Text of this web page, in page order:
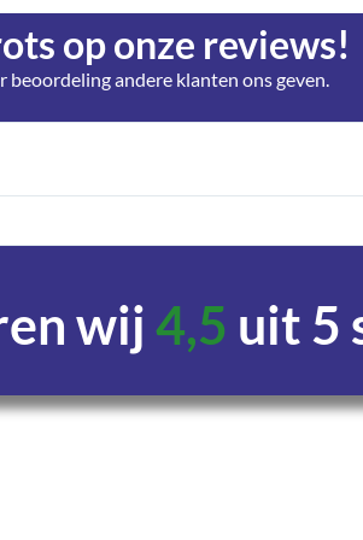
op onze reviews!
beoordeling andere klanten ons geven.
wij4,5 uit 5